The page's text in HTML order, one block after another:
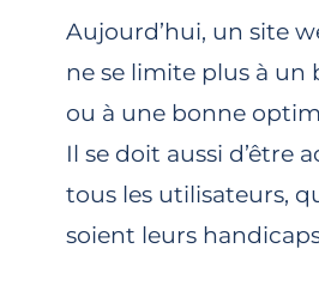
Aujourd’hui, un site
ne se limite plus à un
ou à une bonne
Il se doit aussi d’être
tous les utilisateurs,
soient leurs